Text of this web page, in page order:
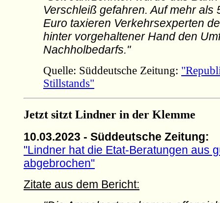
Verschleiß gefahren. Auf mehr als
Euro taxieren Verkehrsexperten
hinter vorgehaltener Hand den
Nachholbedarfs."
Quelle: Süddeutsche Zeitung:
Stillstands"
Jetzt sitzt Lindner in der Klemme
10.03.2023 - Süddeutsche Zeitung:
"Lindner hat die Etat-Beratungen aus
abgebrochen"
Zitate aus dem Bericht: